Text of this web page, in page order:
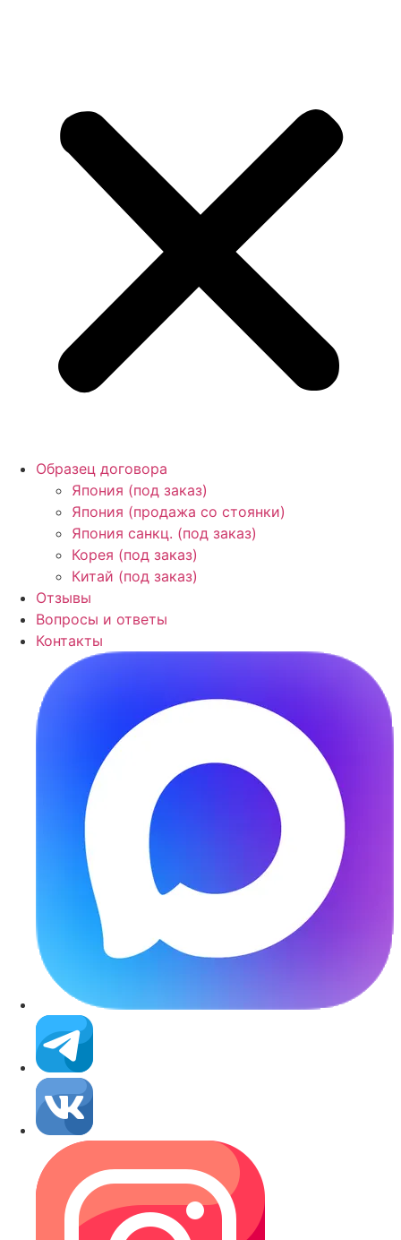
Образец договора
Япония (под заказ)
Япония (продажа со стоянки)
Япония санкц. (под заказ)
Корея (под заказ)
Китай (под заказ)
Отзывы
Вопросы и ответы
Контакты